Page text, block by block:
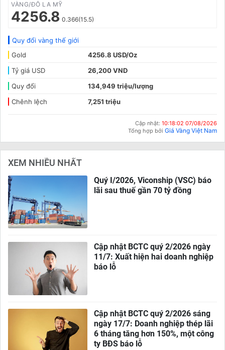
VÀNG/ĐÔ LA MỸ
4256.8 0.366(15.5)
Quy đổi vàng thế giới
Gold
4256.8 USD/Oz
Tỷ giá USD
26,200 VND
Quy đổi
134,949 triệu/lượng
Chênh lệch
7,251 triệu
Cập nhật: 10:18:02 07/08/2026
Tổng hợp bởi Giá Vàng Việt Nam
XEM NHIỀU NHẤT
Quý I/2026, Viconship (VSC) báo
lãi sau thuế gần 70 tỷ đồng
Cập nhật BCTC quý 2/2026 ngày
11/7: Xuất hiện hai doanh nghiệp
báo lỗ
Cập nhật BCTC quý 2/2026 sáng
ngày 17/7: Doanh nghiệp thép lãi
6 tháng tăng hơn 150%, một công
ty BĐS báo lỗ